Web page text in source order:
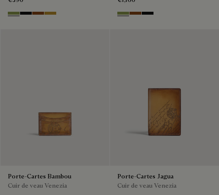
WillowNero Grigio
Cacao Intenso
Mustard WillowCacao Intenso
Nero Grigio
Porte-Cartes Bambou
Cuir de veau Venezia
Porte-Cartes Jagua
Cuir de veau Venezia